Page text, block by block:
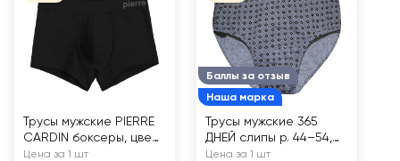
Трусы мужские PIERRE
CARDIN боксеры, цвет
серый меланж, Арт.
Цена за 1 шт
Баллы за отзыв
Наша марка
Трусы мужские 365
ДНЕЙ слипы р. 44–54,
Арт. 1630/1631
Цена за 1 шт